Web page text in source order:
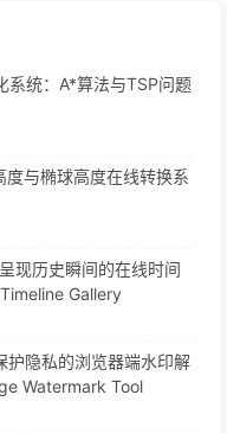
统：A*算法与TSP问题
与椭球高度在线转换系
现历史瞬间的在线时间
Gallery
护隐私的浏览器端水印解
Watermark Tool